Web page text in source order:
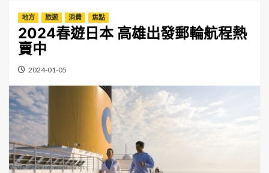
地方 旅遊 消費 焦點
2024春遊日本 高雄出發郵輪航程熱
賣中
2024-01-05